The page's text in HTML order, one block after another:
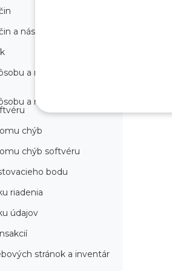
a následkov
a následkov
a následkov
chýb
chýb softvéru
bodu
riadenia
údajov
stránok a inventár